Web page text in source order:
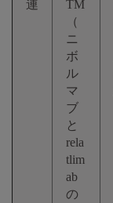
連
TM
（
ニ
ボ
ル
マ
ブ
と
rela
tlim
ab
の